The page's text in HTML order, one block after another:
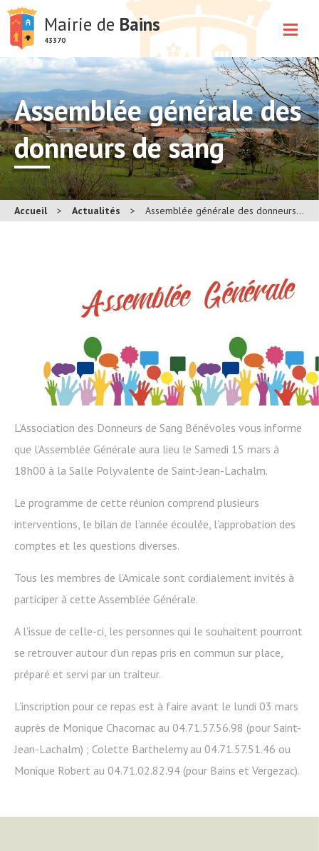
Mairie de Bains
43370
Assemblée générale des
donneurs de sang
Accueil > Actualités > Assemblée générale des donneurs de sang
L’Association des Donneurs de Sang Bénévoles vous informe
que l’Assemblée Générale aura lieu le Samedi 15 mars à
18h00 à la Salle Polyvalente de Saint-Jean-Lachalm.
Le programme de cette réunion comprend plusieurs
interventions, le bilan de l’année écoulée, l’approbation des
comptes et les questions diverses.
Tous les membres de l’Amicale sont cordialement invités à
participer à cette Assemblée Générale.
A l’issue de celle-ci, les personnes qui le souhaitent pourront
se retrouver autour d’un repas pris en commun sur place,
préparé et servi par un traiteur.
L’inscription pour ce repas est à faire avant le lundi 03 mars
auprès de Monique Chacornac au 04.71.57.56.98 (pour Saint-
Jean-Lachalm) ; Colette Barthelemy au 04.71.57.51.46 ou
Monique Robert au 04.71.02.82.94 (pour Bains et Vergezac).